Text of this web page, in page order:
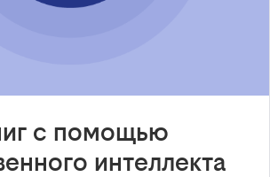
с помощью
интеллекта